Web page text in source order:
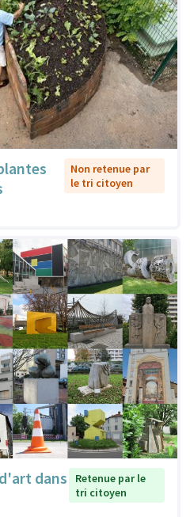
Non retenue par
le tri citoyen
dans
Retenue par le
tri citoyen